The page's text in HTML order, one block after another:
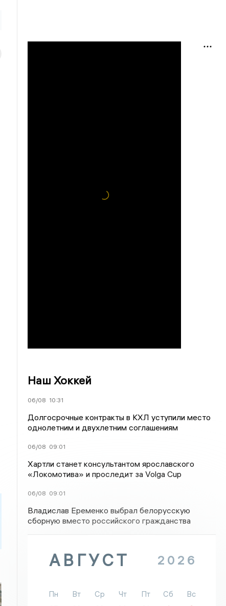
Наш Хоккей
06/08 10:31
Долгосрочные контракты в КХЛ уступили место
однолетним и двухлетним соглашениям
06/08 09:01
Хартли станет консультантом ярославского
«Локомотива» и проследит за Volga Cup
06/08 09:01
Владислав Еременко выбрал белорусскую
сборную вместо российского гражданства
АВГУСТ 2026
Пн Вт Ср Чт Пт Сб
Вс